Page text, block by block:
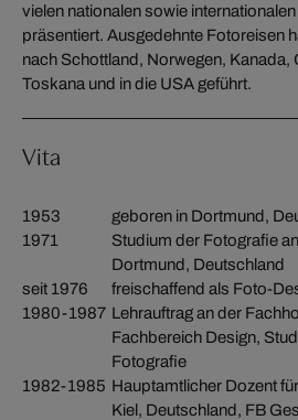
vielen nationalen sowie
präsentiert. Ausgedehnte Fotoreisen
nach Schottland, Norwegen, Kanada,
Toskana und in die USA geführt.
Vita
1953
geboren in Dortmund,
1971
Studium der Fotografie
Dortmund, Deutschland
seit 1976
freischaffend als Foto-
1980-1987 Lehrauftrag an der
Fachbereich Design,
Fotografie
1982-1985 Hauptamtlicher Dozent
Kiel, Deutschland, FB